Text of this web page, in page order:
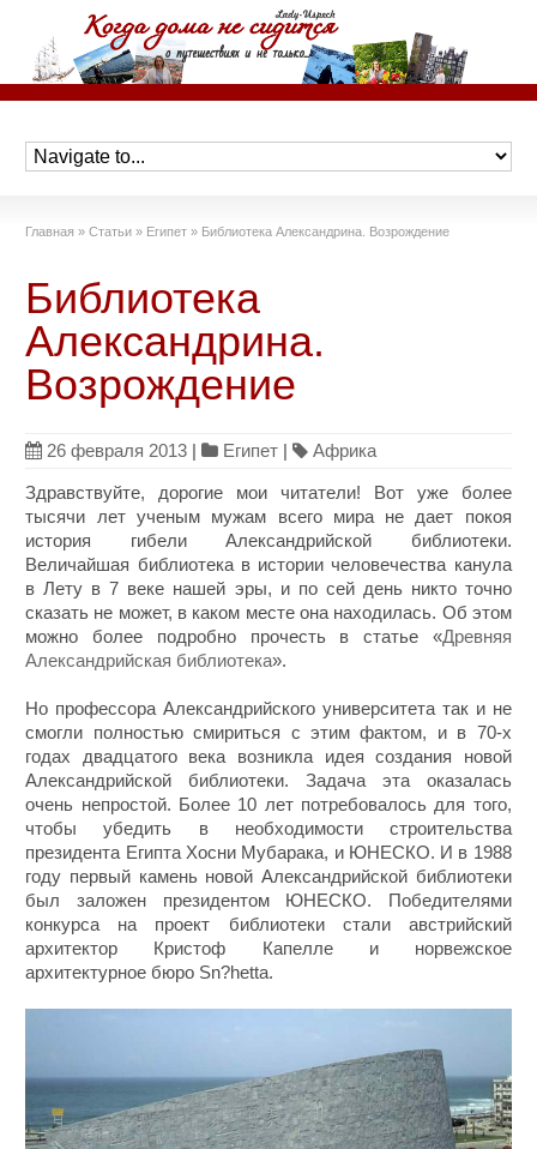
Главная » Статьи » Египет » Библиотека Александрина. Возрождение
Библиотека
Александрина.
Возрождение
26 февраля 2013 | Египет | Африка
Здравствуйте, дорогие мои читатели! Вот уже более
тысячи лет ученым мужам всего мира не дает покоя
история гибели Александрийской библиотеки.
Величайшая библиотека в истории человечества канула
в Лету в 7 веке нашей эры, и по сей день никто точно
сказать не может, в каком месте она находилась. Об этом
можно более подробно прочесть в статье «Древняя
Александрийская библиотека».
Но профессора Александрийского университета так и не
смогли полностью смириться с этим фактом, и в 70-х
годах двадцатого века возникла идея создания новой
Александрийской библиотеки. Задача эта оказалась
очень непростой. Более 10 лет потребовалось для того,
чтобы убедить в необходимости строительства
президента Египта Хосни Мубарака, и ЮНЕСКО. И в 1988
году первый камень новой Александрийской библиотеки
был заложен президентом ЮНЕСКО. Победителями
конкурса на проект библиотеки стали австрийский
архитектор Кристоф Капелле и норвежское
архитектурное бюро Sn?hetta.